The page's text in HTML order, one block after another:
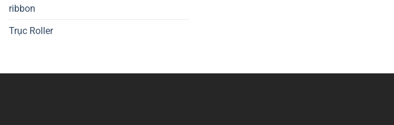
ribbon
Trục Roller